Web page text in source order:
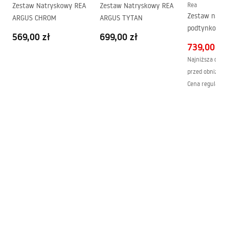
Zestaw Natryskowy REA
ARGUS CHROM
569,00 zł
Zestaw Natryskowy REA
ARGUS TYTAN
699,00 zł
Rea
Zestaw
podtynkowy
739,00 zł
Najniższa
przed obniżką:
Cena regularna